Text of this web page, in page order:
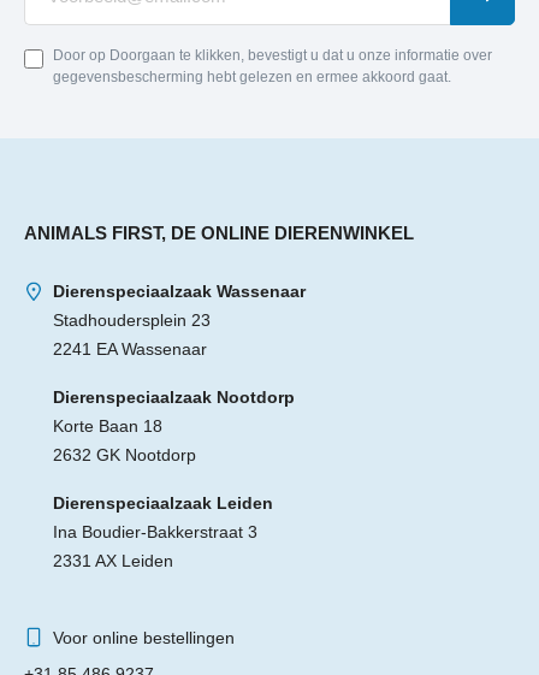
Door op Doorgaan te klikken, bevestigt u dat u onze informatie over
gegevensbescherming hebt gelezen en ermee akkoord gaat.
ANIMALS FIRST, DE ONLINE DIERENWINKEL
Dierenspeciaalzaak Wassenaar
Stadhoudersplein 23
2241 EA Wassenaar
Dierenspeciaalzaak Nootdorp
Korte Baan 18
2632 GK Nootdorp
Dierenspeciaalzaak Leiden
Ina Boudier-Bakkerstraat 3
2331 AX Leiden
Voor online bestellingen